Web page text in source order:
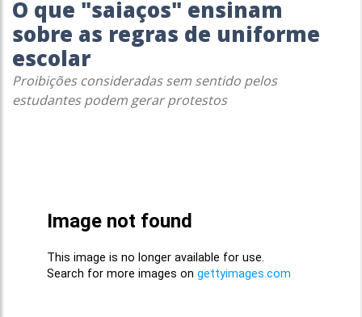
O que "saiaços" ensinam
sobre as regras de uniforme
escolar
Proibições consideradas sem sentido pelos
estudantes podem gerar protestos